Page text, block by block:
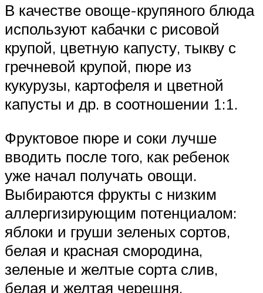
В качестве овоще-крупяного блюда
используют кабачки с рисовой
крупой, цветную капусту, тыкву с
гречневой крупой, пюре из
кукурузы, картофеля и цветной
капусты и др. в соотношении 1:1.
Фруктовое пюре и соки лучше
вводить после того, как ребенок
уже начал получать овощи.
Выбираются фрукты с низким
аллергизирующим потенциалом:
яблоки и груши зеленых сортов,
белая и красная смородина,
зеленые и желтые сорта слив,
белая и желтая черешня,